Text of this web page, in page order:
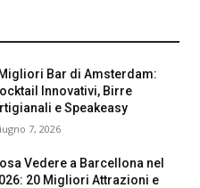
Migliori Bar di Amsterdam:
Innovativi, Birre
e Speakeasy
7, 2026
Vedere a Barcellona nel
20 Migliori Attrazioni e